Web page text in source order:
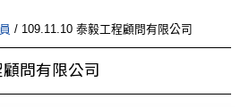
/ 109.11.10 泰毅工程顧問有限公司
問有限公司